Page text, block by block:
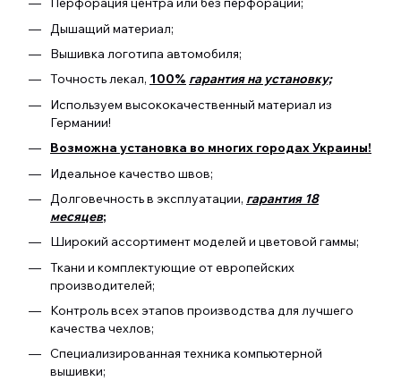
Дышащий материал;
Вышивка логотипа автомобиля;
Точность лекал, 100% гарантия на установку;
Используем высококачественный материал из
Германии!
Возможна установка во многих городах Украины!
Идеальное качество швов;
Долговечность в эксплуатации, гарантия 18
месяцев;
Широкий ассортимент моделей и цветовой гаммы;
Ткани и комплектующие от европейских
производителей;
Контроль всех этапов производства для лучшего
качества чехлов;
Специализированная техника компьютерной
вышивки;